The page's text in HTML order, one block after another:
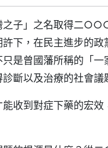
之子」之名取得二
下，在民主進步的
是曾國藩所稱的「
斷以及治療的社會議
收到對症下藥的宏